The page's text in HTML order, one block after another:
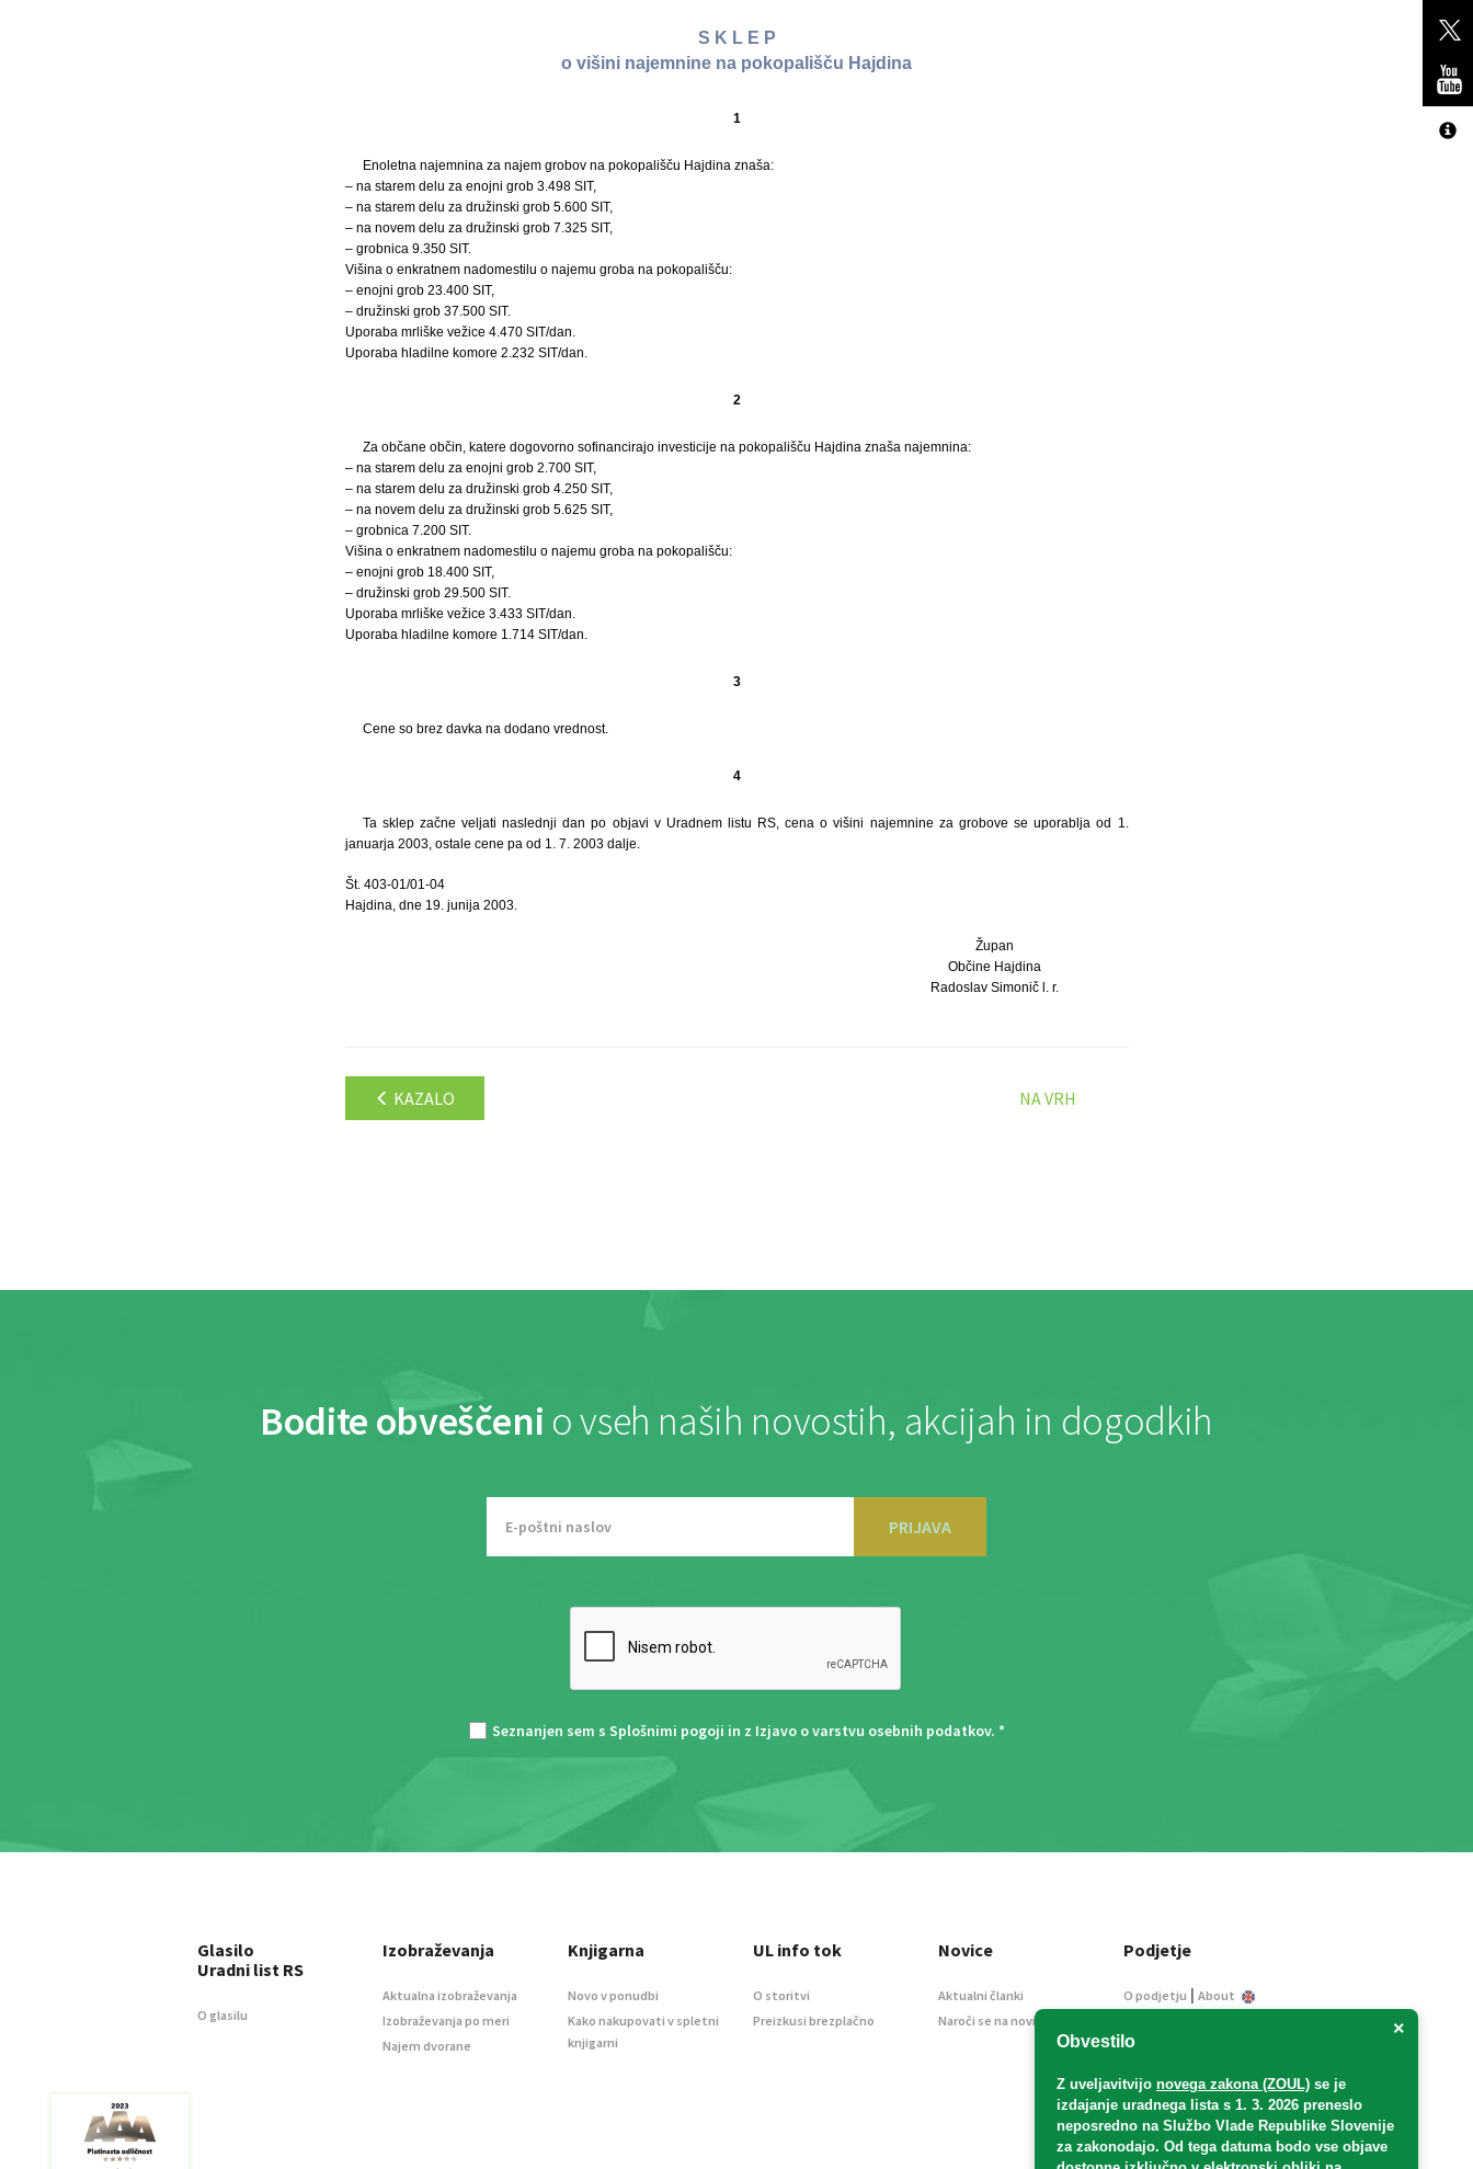
S K L E P
o višini najemnine na pokopališču Hajdina
1
Enoletna najemnina za najem grobov na pokopališču Hajdina znaša:
– na starem delu za enojni grob 3.498 SIT,
– na starem delu za družinski grob 5.600 SIT,
– na novem delu za družinski grob 7.325 SIT,
– grobnica 9.350 SIT.
Višina o enkratnem nadomestilu o najemu groba na pokopališču:
– enojni grob 23.400 SIT,
– družinski grob 37.500 SIT.
Uporaba mrliške vežice 4.470 SIT/dan.
Uporaba hladilne komore 2.232 SIT/dan.
2
Za občane občin, katere dogovorno sofinancirajo investicije na pokopališču Hajdina znaša najemnina:
– na starem delu za enojni grob 2.700 SIT,
– na starem delu za družinski grob 4.250 SIT,
– na novem delu za družinski grob 5.625 SIT,
– grobnica 7.200 SIT.
Višina o enkratnem nadomestilu o najemu groba na pokopališču:
– enojni grob 18.400 SIT,
– družinski grob 29.500 SIT.
Uporaba mrliške vežice 3.433 SIT/dan.
Uporaba hladilne komore 1.714 SIT/dan.
3
Cene so brez davka na dodano vrednost.
4
Ta sklep začne veljati naslednji dan po objavi v Uradnem listu RS, cena o višini najemnine za grobove se uporablja od 1.
januarja 2003, ostale cene pa od 1. 7. 2003 dalje.
Št. 403-01/01-04
Hajdina, dne 19. junija 2003.
Župan
Občine Hajdina
Radoslav Simonič l. r.
KAZALO NA VRH
Bodite obveščeni o vseh naših novostih, akcijah in dogodkih
PRIJAVA
Seznanjen sem s Splošnimi pogoji in z Izjavo o varstvu osebnih podatkov. *
×
Obvestilo
Z uveljavitvijo novega zakona (ZOUL) se je
izdajanje uradnega lista s 1. 3. 2026 preneslo
neposredno na Službo Vlade Republike Slovenije
za zakonodajo. Od tega datuma bodo vse objave
Glasilo
Uradni list RS
O glasilu
Izobraževanja
Aktualna izobraževanja
Izobraževanja po meri
Najem dvorane
Knjigarna
Novo v ponudbi
Kako nakupovati v spletni
knjigarni
UL info tok
O storitvi
Preizkusi brezplačno
Novice
Aktualni članki
Naroči se na novice
Podjetje
O podjetju | About
Informacije javnega
Oglaševanje
Splošni pogoji
Izjava o varstvu osebnih
podatkov